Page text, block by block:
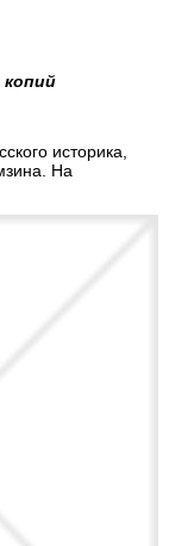
копий
историка,
На